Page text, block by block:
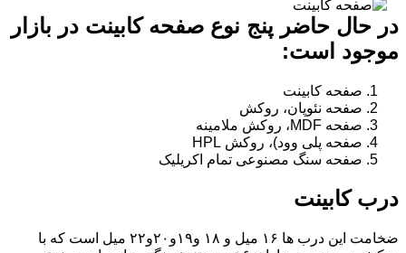
در حال حاضر پنج نوع صفحه کابینت در بازار
موجود است:
صفحه کابینت
صفحه نئوپان، روکش
صفحه MDF، روکش ملامینه
صفحه پلی وود)، روکش HPL
صفحه سنگ مصنوعی تمام اکریلیک
درب کابینت
ضخامت این درب ها ۱۶ میل و ۱۸ و١٩و٢٠و٢٢ میل است که با